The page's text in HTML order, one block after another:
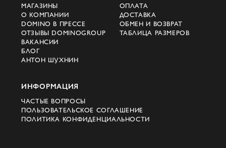
МАГАЗИНЫ
О КОМПАНИИ
DOMINO В ПРЕССЕ
ОТЗЫВЫ DOMINOGROUP
ВАКАНСИИ
БЛОГ
АНТОН ШУХНИН
ОПЛАТА
ДОСТАВКА
ОБМЕН И ВОЗВРАТ
ТАБЛИЦА РАЗМЕРОВ
ИНФОРМАЦИЯ
ЧАСТЫЕ ВОПРОСЫ
ПОЛЬЗОВАТЕЛЬСКОЕ СОГЛАШЕНИЕ
ПОЛИТИКА КОНФИДЕНЦИАЛЬНОСТИ